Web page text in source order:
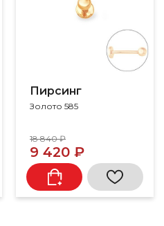
Пирсинг
Золото 585
18 840 ₽
9 420 ₽